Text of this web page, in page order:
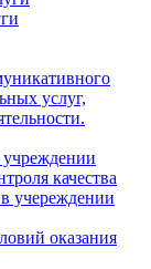
услуг,
качества
учереждении
оказания